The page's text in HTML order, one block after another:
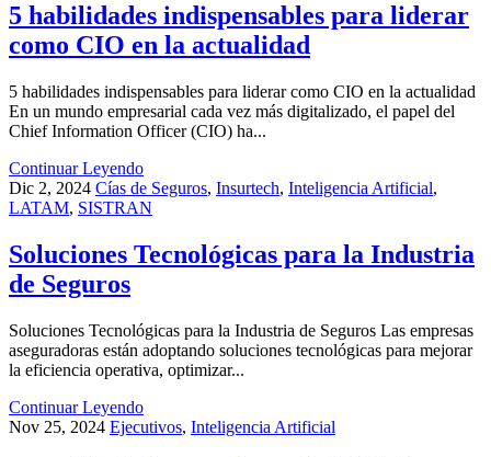
5 habilidades indispensables para liderar
como CIO en la actualidad
5 habilidades indispensables para liderar como CIO en la actualidad
En un mundo empresarial cada vez más digitalizado, el papel del
Chief Information Officer (CIO) ha...
Continuar Leyendo
Dic 2, 2024 Cías de Seguros, Insurtech, Inteligencia Artificial,
LATAM, SISTRAN
Soluciones Tecnológicas para la Industria
de Seguros
Soluciones Tecnológicas para la Industria de Seguros Las empresas
aseguradoras están adoptando soluciones tecnológicas para mejorar
la eficiencia operativa, optimizar...
Continuar Leyendo
Nov 25, 2024 Ejecutivos, Inteligencia Artificial